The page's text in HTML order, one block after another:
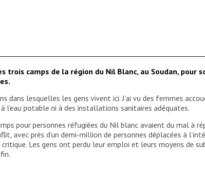
trois camps de la région du Nil Blanc, au Soudan, pour
lesquelles les gens vivent ici. J’ai vu des femmes
l’eau potable ni à des installations sanitaires adéquates.
pour personnes réfugiées du Nil blanc avaient du mal à
avec près d’un demi-million de personnes déplacées à
Les gens ont perdu leur emploi et leurs moyens de